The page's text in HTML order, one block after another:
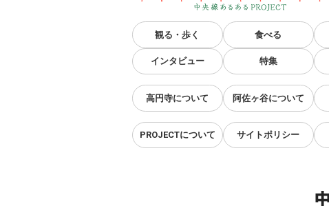
観る・歩く 食べる
インタビュー 特集
高円寺について 阿佐ヶ谷について
PROJECTについて サイトポリシー